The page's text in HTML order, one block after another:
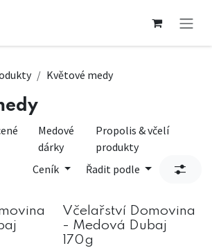
Květové medy
Medové
dárky
Propolis & včelí
produkty
Ceník
Řadit podle
Včelařství Domovina
- Medová Dubaj
170g